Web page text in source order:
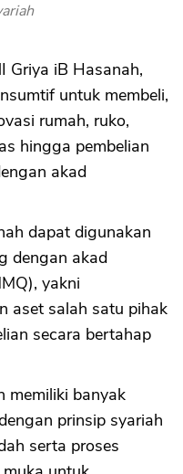
Griya iB Hasanah,
untuk membeli,
rumah, ruko,
hingga pembelian
akad
dapat digunakan
dengan akad
yakni
aset salah satu pihak
secara bertahap
memiliki banyak
prinsip syariah
serta proses